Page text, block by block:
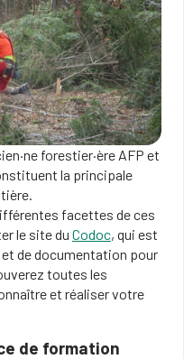
forestier·ère AFP et
la principale
facettes de ces
le site du Codoc, qui est
de documentation pour
toutes les
et réaliser votre
de formation